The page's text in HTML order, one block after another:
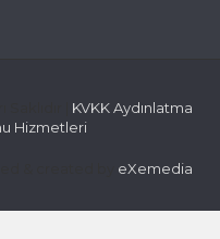
KVKK Aydınlatma
Hizmetleri
eXemedia